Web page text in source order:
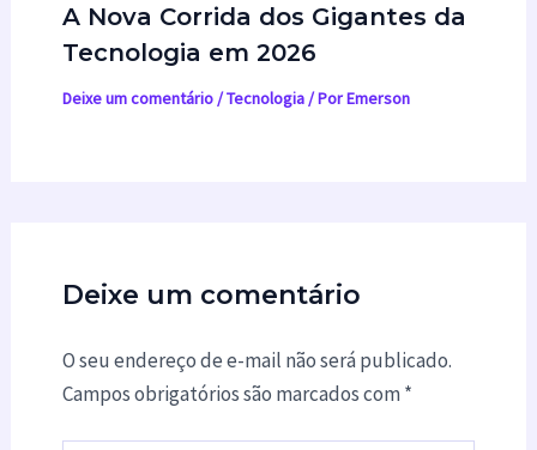
A Nova Corrida dos Gigantes da
Tecnologia em 2026
Deixe um comentário/Tecnologia/ PorEmerson
Deixe um comentário
O seu endereço de e-mail não será publicado.
Campos obrigatórios são marcados com*